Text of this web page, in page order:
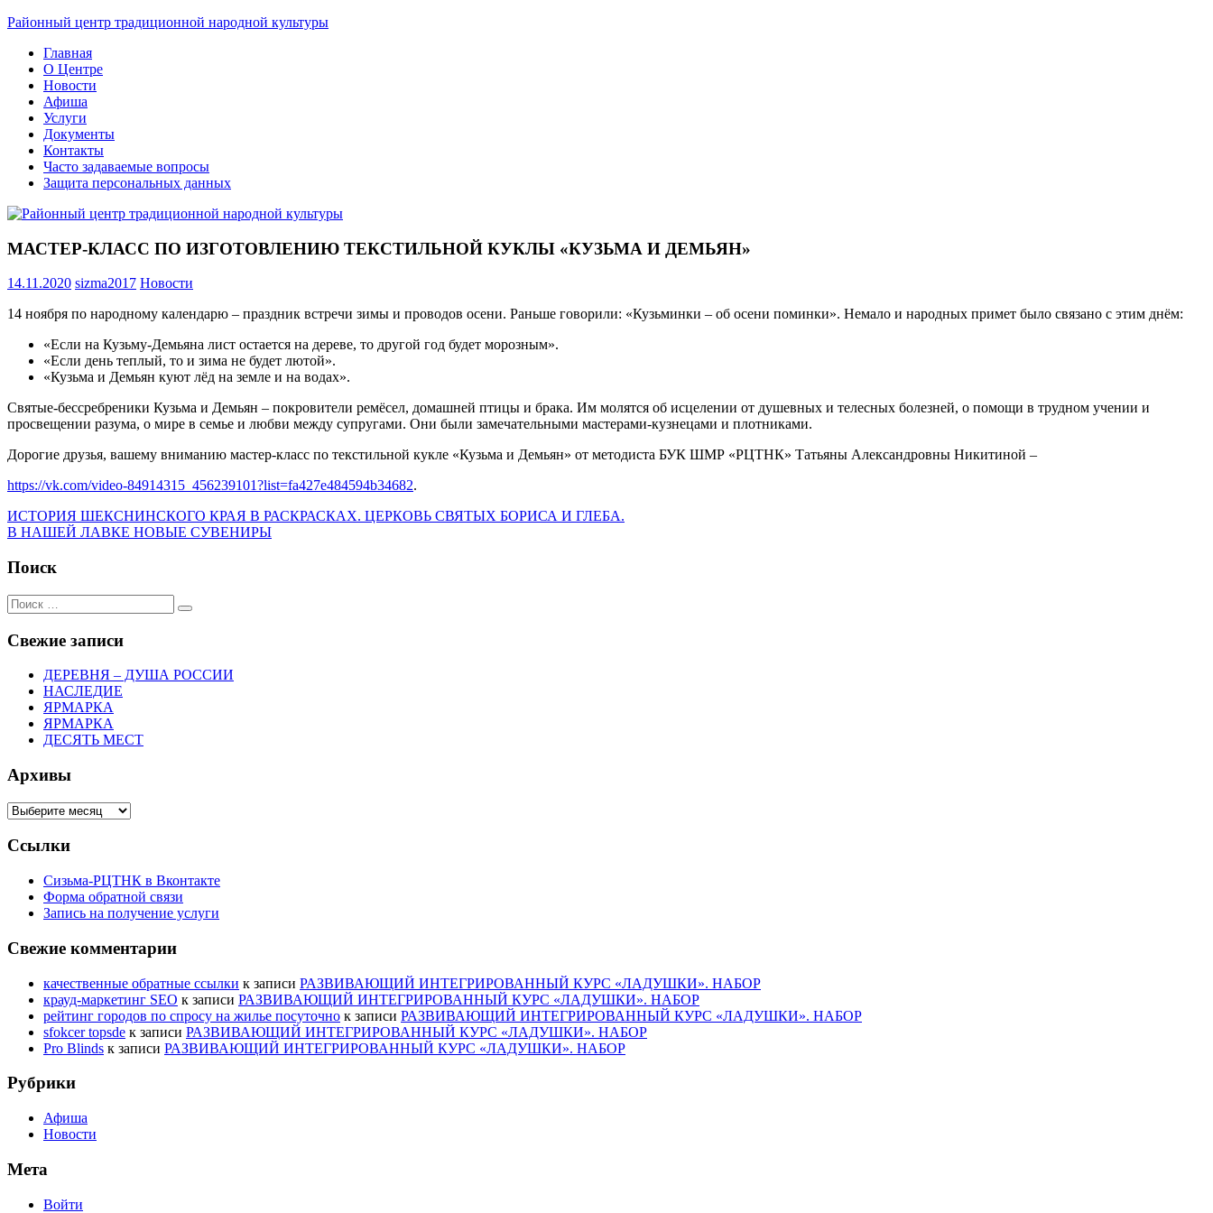
Skip
content
Районный центр традиционной народной культуры
Главная
О Центре
Новости
Афиша
Услуги
Документы
Контакты
Часто задаваемые вопросы
Защита персональных данных
МАСТЕР-КЛАСС ПО ИЗГОТОВЛЕНИЮ ТЕКСТИЛЬНОЙ КУКЛЫ «КУЗЬМА И ДЕМЬЯН»
14.11.2020 sizma2017 Новости
14 ноября по народному календарю – праздник встречи зимы и проводов осени. Раньше говорили: «Кузьминки – об осени поминки». Немало и народных примет было связано с этим днём:
«Если на Кузьму-Демьяна лист остается на дереве, то другой год будет морозным».
«Если день теплый, то и зима не будет лютой».
«Кузьма и Демьян куют лёд на земле и на водах».
Святые-бессребреники Кузьма и Демьян – покровители ремёсел, домашней птицы и брака. Им молятся об исцелении от душевных и телесных болезней, о помощи в трудном учении и
просвещении разума, о мире в семье и любви между супругами. Они были замечательными мастерами-кузнецами и плотниками.
Дорогие друзья, вашему вниманию мастер-класс по текстильной кукле «Кузьма и Демьян» от методиста БУК ШМР «РЦТНК» Татьяны Александровны Никитиной –
https://vk.com/video-84914315_456239101?list=fa427e484594b34682.
Навигация
по
записям
Предыдущий:
ИСТОРИЯ ШЕКСНИНСКОГО КРАЯ В РАСКРАСКАХ. ЦЕРКОВЬ СВЯТЫХ БОРИСА И ГЛЕБА.
Следующий:
В НАШЕЙ ЛАВКЕ НОВЫЕ СУВЕНИРЫ
Поиск
Поиск:
Поиск
Свежие записи
ДЕРЕВНЯ – ДУША РОССИИ
НАСЛЕДИЕ
ЯРМАРКА
ЯРМАРКА
ДЕСЯТЬ МЕСТ
Архивы
Архивы
Ссылки
Сизьма-РЦТНК в Вконтакте
Форма обратной связи
Запись на получение услуги
Свежие комментарии
качественные обратные ссылки к записи РАЗВИВАЮЩИЙ ИНТЕГРИРОВАННЫЙ КУРС «ЛАДУШКИ». НАБОР
крауд-маркетинг SEO к записи РАЗВИВАЮЩИЙ ИНТЕГРИРОВАННЫЙ КУРС «ЛАДУШКИ». НАБОР
рейтинг городов по спросу на жилье посуточно к записи РАЗВИВАЮЩИЙ ИНТЕГРИРОВАННЫЙ КУРС «ЛАДУШКИ». НАБОР
sfokcer topsde к записи РАЗВИВАЮЩИЙ ИНТЕГРИРОВАННЫЙ КУРС «ЛАДУШКИ». НАБОР
Pro Blinds к записи РАЗВИВАЮЩИЙ ИНТЕГРИРОВАННЫЙ КУРС «ЛАДУШКИ». НАБОР
Рубрики
Афиша
Новости
Мета
Войти